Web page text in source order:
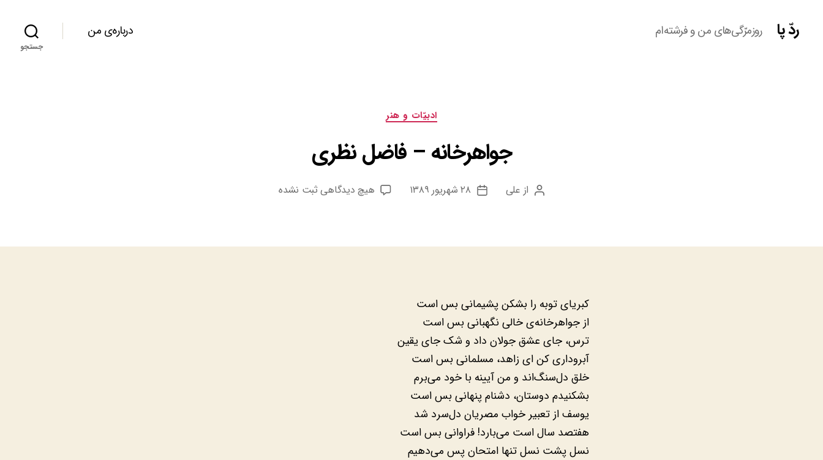
ردّ پا روزمرّگی‌های من و فرشته‌ام درباره‌ی من
جستجو
دسته‌ها
ادبيّات و هنر
جواهرخانه‬ – فاضل نظری
نویسنده
از علی
تاریخ
۲۸ شهریور ۱۳۸۹ هیچ دیدگاهیبرای
نظری
ثبت نشده
‎‫‫کبریای توبه را بشکن پشیمانی بس است‬
‎‫از جواهرخانه‌ی خالی نگهبانی بس است‬
‎‫ترس، جای عشق جولان داد و شک جای یقین‬
‎‫آبروداری کن ای زاهد، مسلمانی بس است‬
‎‫خلق دل‌سنگ‌اند و من آیینه با خود می‌برم‬
‎‫بشکنیدم دوستان، دشنام پنهانی بس است‬
‎‫یوسف از تعبیر خواب مصریان دل‌سرد شد‬
‎‫هفتصد سال است می‌بارد! فراوانی بس است‬
‎‫نسل پشت نسل تنها امتحان پس می‌دهیم‬